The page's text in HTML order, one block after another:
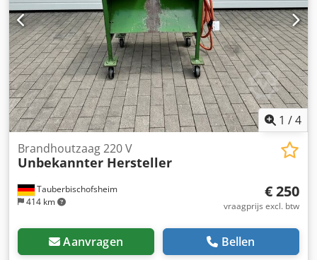
1 /4
Tauberbischofsheim
414 km
Brandhoutzaag 220 V
Unbekannter Hersteller
€ 250
vraagprijs excl. btw
Aanvragen Bellen